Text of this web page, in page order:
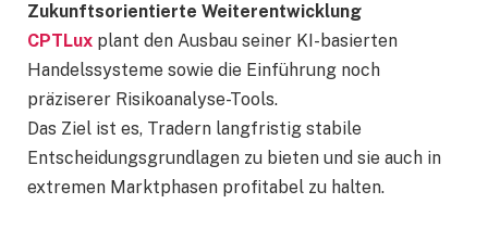
Zukunftsorientierte Weiterentwicklung
CPTLux plant den Ausbau seiner KI-basierten
Handelssysteme sowie die Einführung noch
präziserer Risikoanalyse-Tools.
Das Ziel ist es, Tradern langfristig stabile
Entscheidungsgrundlagen zu bieten und sie auch in
extremen Marktphasen profitabel zu halten.